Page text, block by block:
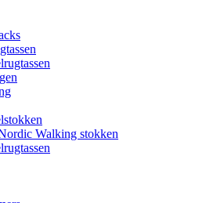
Walking stokken